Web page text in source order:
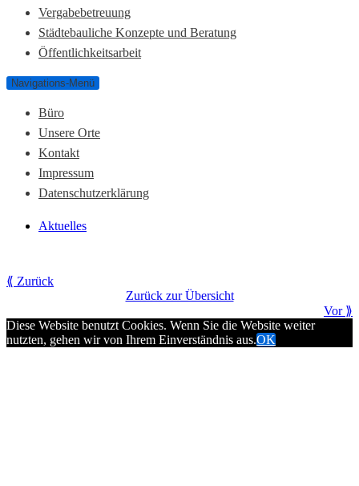
Vergabebetreuung
Städtebauliche Konzepte und Beratung
Öffentlichkeitsarbeit
Navigations-Menü
Büro
Unsere Orte
Kontakt
Impressum
Datenschutzerklärung
Aktuelles
⟪ Zurück
Zurück zur Übersicht
Vor ⟫
Diese Website benutzt Cookies. Wenn Sie die Website weiter
nutzten, gehen wir von Ihrem Einverständnis aus.OK